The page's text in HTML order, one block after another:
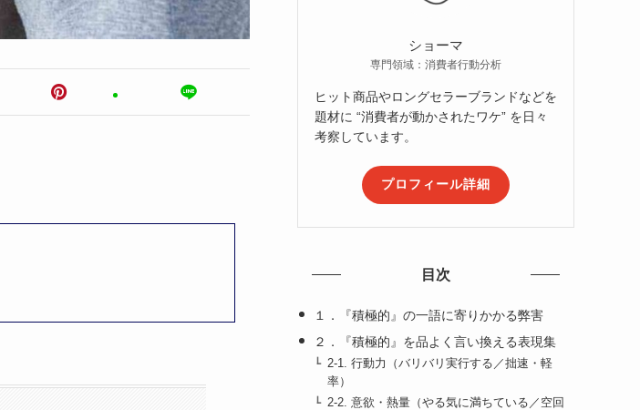
ショーマ
専門領域：消費者行動分析
ヒット商品やロングセラーブランドなどを
題材に “消費者が動かされたワケ” を日々
考察しています。
プロフィール詳細
目次
１．『積極的』の一語に寄りかかる弊害
２．『積極的』を品よく言い換える表現集
2-1. 行動力（バリバリ実行する／拙速・軽
率）
2-2. 意欲・熱量（やる気に満ちている／空回